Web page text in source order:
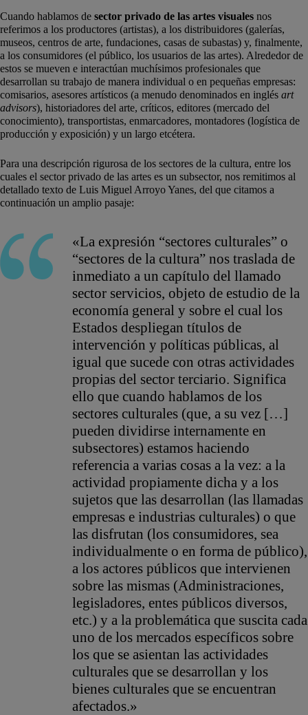
Cuando hablamos de sector privado de las artes visuales nos
referimos a los productores (artistas), a los distribuidores (galerías,
museos, centros de arte, fundaciones, casas de subastas) y, finalmente,
a los consumidores (el público, los usuarios de las artes). Alrededor de
estos se mueven e interactúan muchísimos profesionales que
desarrollan su trabajo de manera individual o en pequeñas empresas:
comisarios, asesores artísticos (a menudo denominados en inglés art
advisors), historiadores del arte, críticos, editores (mercado del
conocimiento), transportistas, enmarcadores, montadores (logística de
producción y exposición) y un largo etcétera.
Para una descripción rigurosa de los sectores de la cultura, entre los
cuales el sector privado de las artes es un subsector, nos remitimos al
detallado texto de Luis Miguel Arroyo Yanes, del que citamos a
continuación un amplio pasaje:
«La expresión “sectores culturales” o
“sectores de la cultura” nos traslada de
inmediato a un capítulo del llamado
sector servicios, objeto de estudio de la
economía general y sobre el cual los
Estados despliegan títulos de
intervención y políticas públicas, al
igual que sucede con otras actividades
propias del sector terciario. Significa
ello que cuando hablamos de los
sectores culturales (que, a su vez […]
pueden dividirse internamente en
subsectores) estamos haciendo
referencia a varias cosas a la vez: a la
actividad propiamente dicha y a los
sujetos que las desarrollan (las llamadas
empresas e industrias culturales) o que
las disfrutan (los consumidores, sea
individualmente o en forma de público),
a los actores públicos que intervienen
sobre las mismas (Administraciones,
legisladores, entes públicos diversos,
etc.) y a la problemática que suscita cada
uno de los mercados específicos sobre
los que se asientan las actividades
culturales que se desarrollan y los
bienes culturales que se encuentran
afectados.»